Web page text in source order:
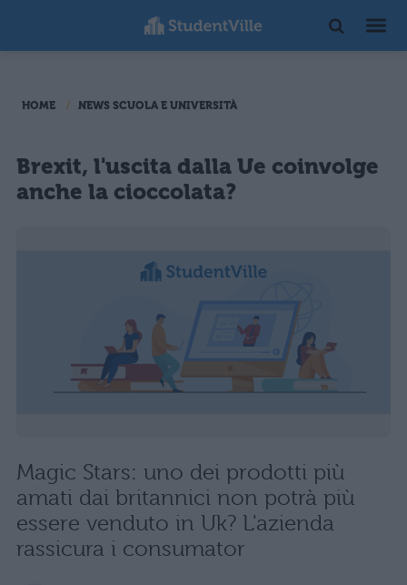
HOME NEWS SCUOLA E UNIVERSITÀ
Brexit, l'uscita dalla Ue coinvolge
anche la cioccolata?
Magic Stars: uno dei prodotti più
amati dai britannici non potrà più
essere venduto in Uk? L'azienda
rassicura i consumator